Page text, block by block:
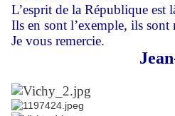
L’esprit de la République est
Ils en sont l’exemple, ils sont
Je vous remercie.